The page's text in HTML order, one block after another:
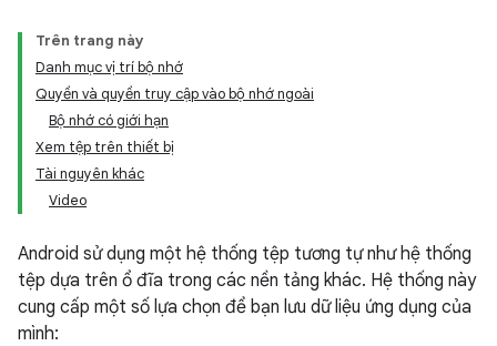
Trên trang này
Danh mục vị trí bộ nhớ
Quyền và quyền truy cập vào bộ nhớ ngoài
Bộ nhớ có giới hạn
Xem tệp trên thiết bị
Tài nguyên khác
Video
Android sử dụng một hệ thống tệp tương tự như hệ thống
tệp dựa trên ổ đĩa trong các nền tảng khác. Hệ thống này
cung cấp một số lựa chọn để bạn lưu dữ liệu ứng dụng của
mình: